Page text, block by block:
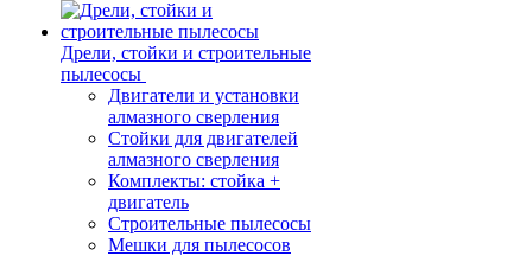
Дрели, стойки и строительные
пылесосы
Двигатели и установки
алмазного сверления
Стойки для двигателей
алмазного сверления
Комплекты: стойка +
двигатель
Строительные пылесосы
Мешки для пылесосов